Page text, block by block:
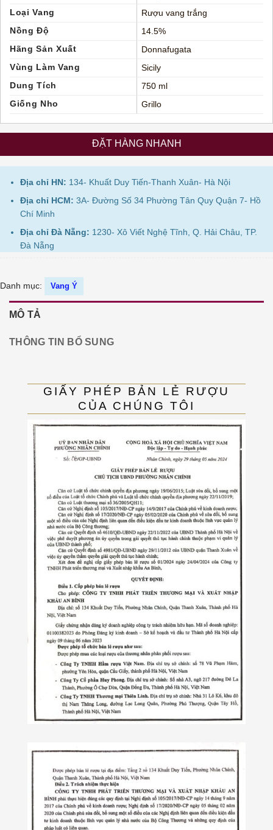
Loại Vang
Rượu vang trắng
Nồng Độ
14.5%
Hãng Sản Xuất
Donnafugata
Vùng Làm Vang
Sicily
Dung Tích
750 ml
Giống Nho
Grillo
ĐẶT HÀNG NHANH
Địa chỉ HN: 134- Khuất Duy Tiến-Thanh Xuân- Hà Nội
Địa chỉ HCM: 3A- Đường Số 34 Phường Tân Quy Quận 7- Hồ
Chí Minh
Địa chỉ Đà Nẵng: 1230- Xô Viết Nghệ Tĩnh, Q. Hải Châu, TP.
Đà Nẵng
Danh mục: Vang Ý
MÔ TẢ
THÔNG TIN BỔ SUNG
GIẤY PHÉP BẢN LẺ RƯỢU
CỦA CHÚNG TÔI